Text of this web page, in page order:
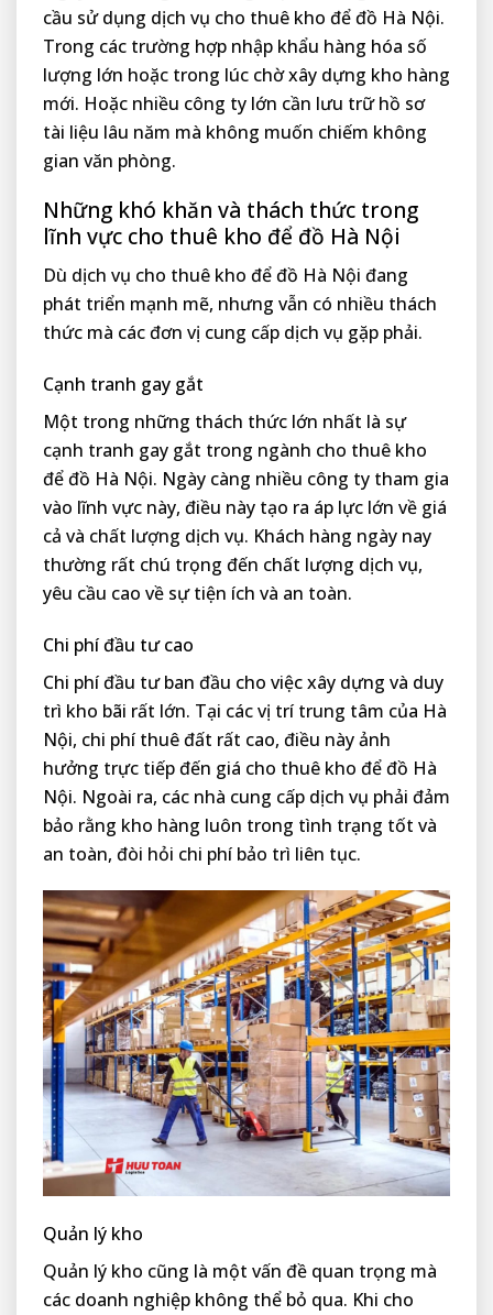
cầu sử dụng dịch vụ cho thuê kho để đồ Hà Nội.
Trong các trường hợp nhập khẩu hàng hóa số
lượng lớn hoặc trong lúc chờ xây dựng kho hàng
mới. Hoặc nhiều công ty lớn cần lưu trữ hồ sơ
tài liệu lâu năm mà không muốn chiếm không
gian văn phòng.
Những khó khăn và thách thức trong
lĩnh vực cho thuê kho để đồ Hà Nội
Dù dịch vụ cho thuê kho để đồ Hà Nội đang
phát triển mạnh mẽ, nhưng vẫn có nhiều thách
thức mà các đơn vị cung cấp dịch vụ gặp phải.
Cạnh tranh gay gắt
Một trong những thách thức lớn nhất là sự
cạnh tranh gay gắt trong ngành cho thuê kho
để đồ Hà Nội. Ngày càng nhiều công ty tham gia
vào lĩnh vực này, điều này tạo ra áp lực lớn về giá
cả và chất lượng dịch vụ. Khách hàng ngày nay
thường rất chú trọng đến chất lượng dịch vụ,
yêu cầu cao về sự tiện ích và an toàn.
Chi phí đầu tư cao
Chi phí đầu tư ban đầu cho việc xây dựng và duy
trì kho bãi rất lớn. Tại các vị trí trung tâm của Hà
Nội, chi phí thuê đất rất cao, điều này ảnh
hưởng trực tiếp đến giá cho thuê kho để đồ Hà
Nội. Ngoài ra, các nhà cung cấp dịch vụ phải đảm
bảo rằng kho hàng luôn trong tình trạng tốt và
an toàn, đòi hỏi chi phí bảo trì liên tục.
Quản lý kho
Quản lý kho cũng là một vấn đề quan trọng mà
các doanh nghiệp không thể bỏ qua. Khi cho